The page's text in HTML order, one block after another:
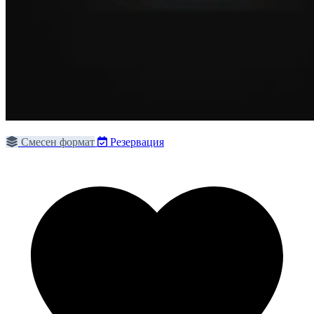
Смесен формат Резервация